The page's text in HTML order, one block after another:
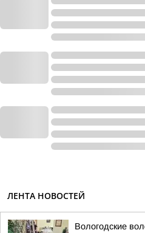
ЛЕНТА НОВОСТЕЙ
Вологодские